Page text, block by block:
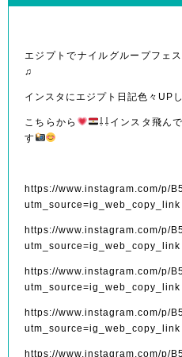
エジプトでナイルグループフェ
♫
インスタにエジプト日記色々UP
こちらから
⇩⇩インスタ飛ん
す
https://www.instagram.com/p/
utm_source=ig_web_copy_link
https://www.instagram.com/p/
utm_source=ig_web_copy_link
https://www.instagram.com/p/
utm_source=ig_web_copy_link
https://www.instagram.com/p/
utm_source=ig_web_copy_link
https://www.instagram.com/p/